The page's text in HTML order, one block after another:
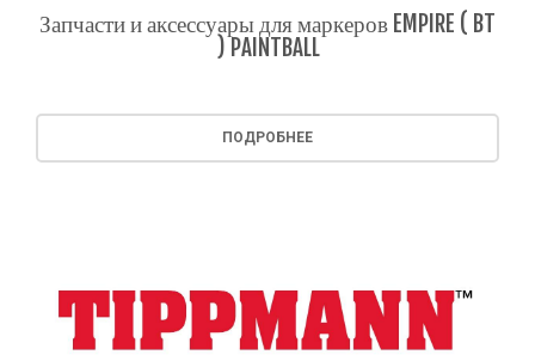
Запчасти и аксессуары для маркеров EMPIRE ( BT
) PAINTBALL
ПОДРОБНЕЕ